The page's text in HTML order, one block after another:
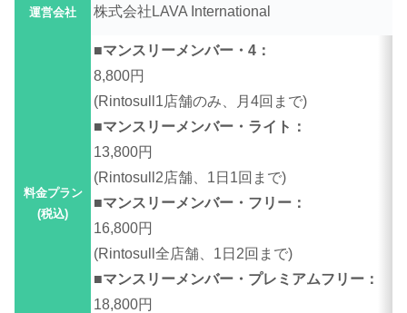
運営会社 株式会社LAVA International
料金プラン
(税込)
■マンスリーメンバー・4：
8,800円
(Rintosull1店舗のみ、月4回まで)
■マンスリーメンバー・ライト：
13,800円
(Rintosull2店舗、1日1回まで)
■マンスリーメンバー・フリー：
16,800円
(Rintosull全店舗、1日2回まで)
■マンスリーメンバー・プレミアムフリー：
18,800円